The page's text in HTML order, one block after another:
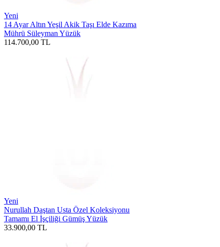
Yeni
14 Ayar Altın Yeşil Akik Taşı Elde Kazıma
Mührü Süleyman Yüzük
114.700,00 TL
Yeni
Nurullah Daştan Usta Özel Koleksiyonu
Tamamı El İşçiliği Gümüş Yüzük
33.900,00 TL